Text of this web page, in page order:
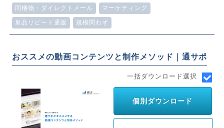
同梱物・ダイレクトメール マーケティング
単品リピート通販 規模問わず
おススメの動画コンテンツと制作メソッド｜通サポ
一括ダウンロード選択
個別ダウンロード